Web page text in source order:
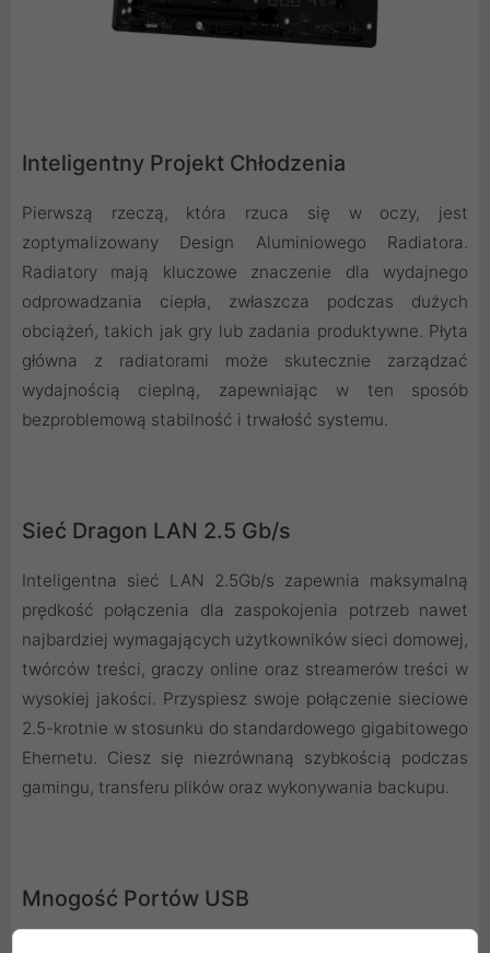
Inteligentny Projekt Chłodzenia
Pierwszą rzeczą, która rzuca się w oczy, jest
zoptymalizowany Design Aluminiowego Radiatora.
Radiatory mają kluczowe znaczenie dla wydajnego
odprowadzania ciepła, zwłaszcza podczas dużych
obciążeń, takich jak gry lub zadania produktywne. Płyta
główna z radiatorami może skutecznie zarządzać
wydajnością cieplną, zapewniając w ten sposób
bezproblemową stabilność i trwałość systemu.
Sieć Dragon LAN 2.5 Gb/s
Inteligentna sieć LAN 2.5Gb/s zapewnia maksymalną
prędkość połączenia dla zaspokojenia potrzeb nawet
najbardziej wymagających użytkowników sieci domowej,
twórców treści, graczy online oraz streamerów treści w
wysokiej jakości. Przyspiesz swoje połączenie sieciowe
2.5-krotnie w stosunku do standardowego gigabitowego
Ehernetu. Ciesz się niezrównaną szybkością podczas
gamingu, transferu plików oraz wykonywania backupu.
Mnogość Portów USB